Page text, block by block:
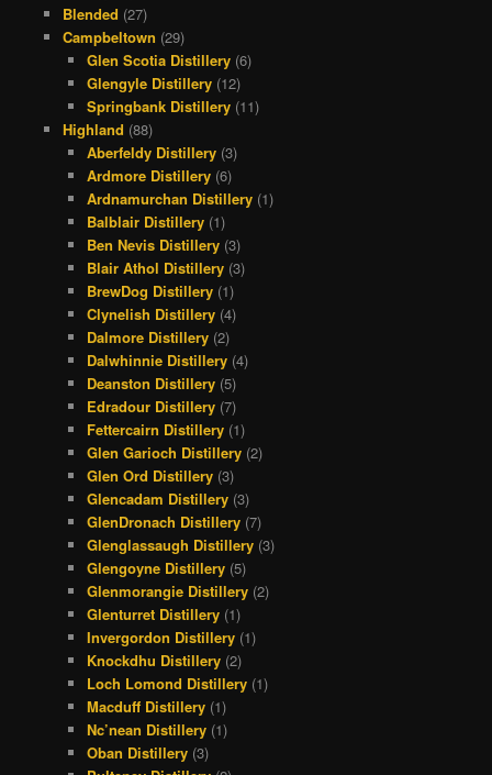
Blended (27)
Campbeltown (29)
Glen Scotia Distillery (6)
Glengyle Distillery (12)
Springbank Distillery (11)
Highland (88)
Aberfeldy Distillery (3)
Ardmore Distillery (6)
Ardnamurchan Distillery (1)
Balblair Distillery (1)
Ben Nevis Distillery (3)
Blair Athol Distillery (3)
BrewDog Distillery (1)
Clynelish Distillery (4)
Dalmore Distillery (2)
Dalwhinnie Distillery (4)
Deanston Distillery (5)
Edradour Distillery (7)
Fettercairn Distillery (1)
Glen Garioch Distillery (2)
Glen Ord Distillery (3)
Glencadam Distillery (3)
GlenDronach Distillery (7)
Glenglassaugh Distillery (3)
Glengoyne Distillery (5)
Glenmorangie Distillery (2)
Glenturret Distillery (1)
Invergordon Distillery (1)
Knockdhu Distillery (2)
Loch Lomond Distillery (1)
Macduff Distillery (1)
Nc’nean Distillery (1)
Oban Distillery (3)